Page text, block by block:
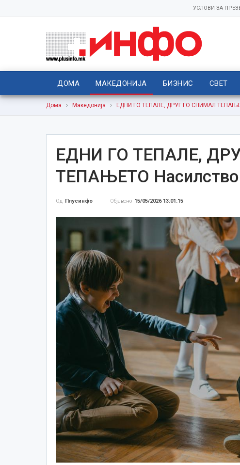
УСЛОВИ ЗА
ДОМА МАКЕДОНИЈА БИЗНИС СВЕТ
Дома Македонија ЕДНИ ГО ТЕПАЛЕ, ДРУГ ГО СНИМАЛ
ЕДНИ ГО ТЕПАЛЕ,
ТЕПАЊЕТО Насилство
Од Плусинфо Објавено 15/05/2026 13:01:15